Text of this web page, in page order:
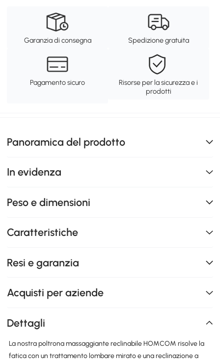
Garanzia di consegna Spedizione gratuita
Pagamento sicuro
Risorse per la sicurezza e i
prodotti
Panoramica del prodotto
In evidenza
Peso e dimensioni
Caratteristiche
Resi e garanzia
Acquisti per aziende
Dettagli
La nostra poltrona massaggiante reclinabile HOMCOM risolve la
fatica con un trattamento lombare mirato e una reclinazione a